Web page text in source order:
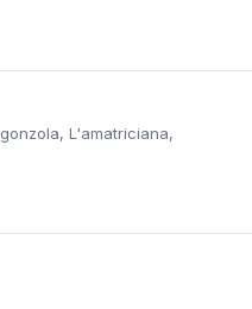
L'amatriciana,